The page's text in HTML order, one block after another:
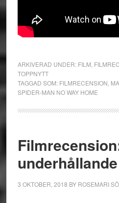
ARKIVERAD UNDER: FILM
TOPPNYTT
TAGGAD SOM: FILMRECENSION
SPIDER-MAN NO WAY HOME
3 OKTOBER, 2018 BY ROSEMARI